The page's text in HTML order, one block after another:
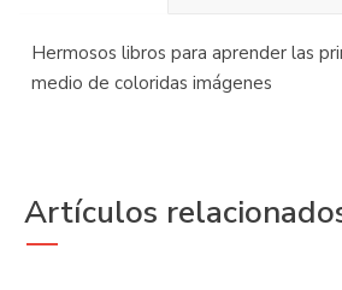
Hermosos libros para aprender las
medio de coloridas imágenes
Artículos